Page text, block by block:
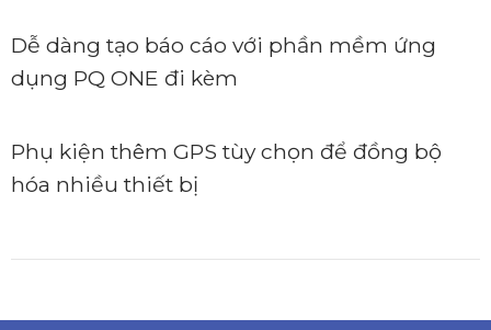
Dễ dàng tạo báo cáo với phần mềm ứng
dụng PQ ONE đi kèm
Phụ kiện thêm GPS tùy chọn để đồng bộ
hóa nhiều thiết bị